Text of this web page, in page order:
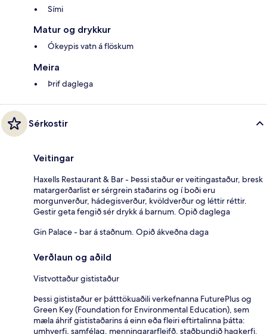
Sími
Matur og drykkur
Ókeypis vatn á flöskum
Meira
Þrif daglega
Sérkostir
Veitingar
Haxells Restaurant & Bar - Þessi staður er veitingastaður, bresk
matargerðarlist er sérgrein staðarins og í boði eru
morgunverður, hádegisverður, kvöldverður og léttir réttir.
Gestir geta fengið sér drykk á barnum. Opið daglega
Gin Palace - bar á staðnum. Opið ákveðna daga
Verðlaun og aðild
Vistvottaður gististaður
Þessi gististaður er þátttökuaðili verkefnanna FuturePlus og
Green Key (Foundation for Environmental Education), sem
mæla áhrif gististaðarins á einn eða fleiri eftirtalinna þátta:
umhverfi, samfélag, menningararfleifð, staðbundið hagkerfi.